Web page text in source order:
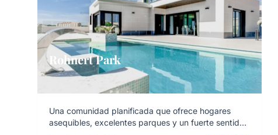
Rohnert Park
Una comunidad planificada que ofrece hogares
asequibles, excelentes parques y un fuerte sentido